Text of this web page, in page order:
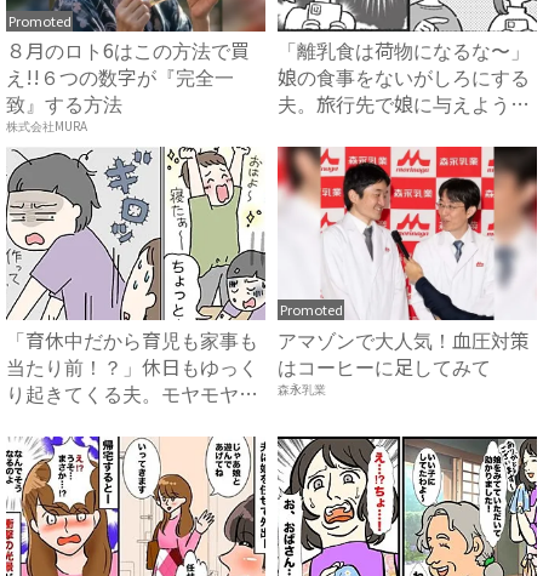
Promoted
８月のロト6はこの方法で買
え!!６つの数字が『完全一
致』する方法
株式会社MURA
「離乳食は荷物になるな〜」
娘の食事をないがしろにする
夫。旅行先で娘に与えようと
「育休中だから育児も家事も
当たり前！？」休日もゆっく
り起きてくる夫。モヤモヤが
Promoted
アマゾンで大人気！血圧対策
はコーヒーに足してみて
森永乳業